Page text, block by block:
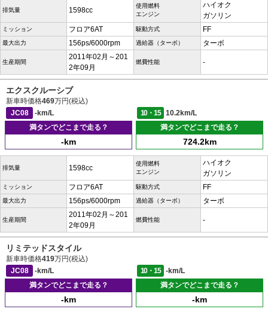
排気量 1598cc
使用燃料
エンジン
ハイオク
ガソリン
ミッション フロア6AT 駆動方式 FF
最大出力 156ps/6000rpm 過給器（ターボ） ターボ
生産期間
2011年02月～201
2年09月
燃費性能 -
エクスクルーシブ
新車時価格469万円(税込)
JC08
-km/L 10・15
10.2km/L
満タンでどこまで走る？
-km
満タンでどこまで走る？
724.2km
排気量 1598cc
使用燃料
エンジン
ハイオク
ガソリン
ミッション フロア6AT 駆動方式 FF
最大出力 156ps/6000rpm 過給器（ターボ） ターボ
生産期間
2011年02月～201
2年09月
燃費性能 -
リミテッドスタイル
新車時価格419万円(税込)
JC08
-km/L 10・15
-km/L
満タンでどこまで走る？
-km
満タンでどこまで走る？
-km